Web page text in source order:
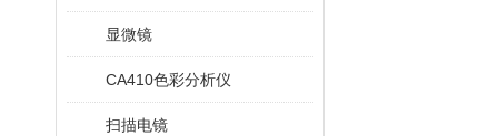
显微镜
CA410色彩分析仪
扫描电镜